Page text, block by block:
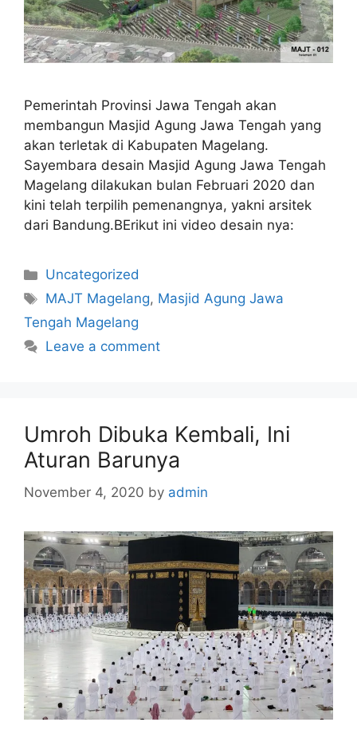
Pemerintah Provinsi Jawa Tengah akan
membangun Masjid Agung Jawa Tengah yang
akan terletak di Kabupaten Magelang.
Sayembara desain Masjid Agung Jawa Tengah
Magelang dilakukan bulan Februari 2020 dan
kini telah terpilih pemenangnya, yakni arsitek
dari Bandung.BErikut ini video desain nya:
Categories
Uncategorized
Tags
MAJT Magelang, Masjid Agung Jawa
Tengah Magelang
Leave a comment
Umroh Dibuka Kembali, Ini
Aturan Barunya
November 4, 2020 by admin